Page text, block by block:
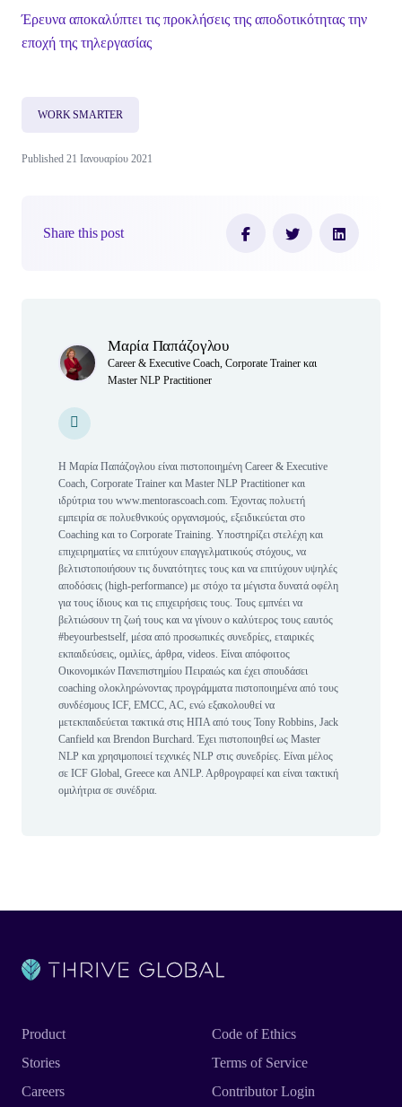
Έρευνα αποκαλύπτει τις προκλήσεις της αποδοτικότητας την
εποχή της τηλεργασίας
WORK SMARTER
Published 21 Ιανουαρίου 2021
Share this post
Μαρία Παπάζογλου
Career & Executive Coach, Corporate Trainer και
Master NLP Practitioner
Personal Website
Personal Website
Η Μαρία Παπάζογλου είναι πιστοποιημένη Career & Executive
Coach, Corporate Trainer και Master NLP Practitioner και
ιδρύτρια του www.mentorascoach.com. Έχοντας πολυετή
εμπειρία σε πολυεθνικούς οργανισμούς, εξειδικεύεται στο
Coaching και το Corporate Training. Υποστηρίζει στελέχη και
επιχειρηματίες να επιτύχουν επαγγελματικούς στόχους, να
βελτιστοποιήσουν τις δυνατότητες τους και να επιτύχουν υψηλές
αποδόσεις (high-performance) με στόχο τα μέγιστα δυνατά οφέλη
για τους ίδιους και τις επιχειρήσεις τους. Τους εμπνέει να
βελτιώσουν τη ζωή τους και να γίνουν ο καλύτερος τους εαυτός
#beyourbestself, μέσα από προσωπικές συνεδρίες, εταιρικές
εκπαιδεύσεις, ομιλίες, άρθρα, videos. Είναι απόφοιτος
Οικονομικών Πανεπιστημίου Πειραιώς και έχει σπουδάσει
coaching ολοκληρώνοντας προγράμματα πιστοποιημένα από τους
συνδέσμους ICF, EMCC, AC, ενώ εξακολουθεί να
μετεκπαιδεύεται τακτικά στις ΗΠΑ από τους Tony Robbins, Jack
Canfield και Brendon Burchard. Έχει πιστοποιηθεί ως Master
NLP και χρησιμοποιεί τεχνικές NLP στις συνεδρίες. Είναι μέλος
σε ICF Global, Greece και ANLΡ. Αρθρογραφεί και είναι τακτική
ομιλήτρια σε συνέδρια.
Product
Stories
Careers
Code of Ethics
Terms of Service
Contributor Login